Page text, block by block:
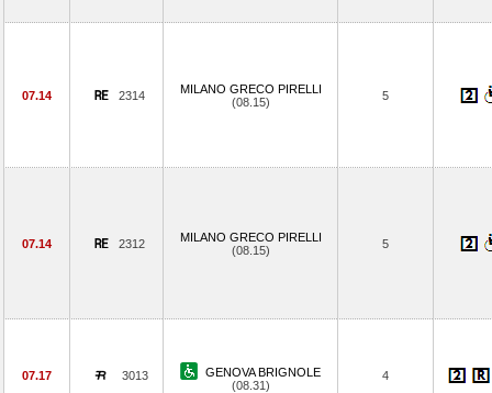
07.14 2314
MILANO GRECO PIRELLI
(08.15)
5
07.14 2312
MILANO GRECO PIRELLI
(08.15)
5
07.17 3013
GENOVA BRIGNOLE
(08.31)
4